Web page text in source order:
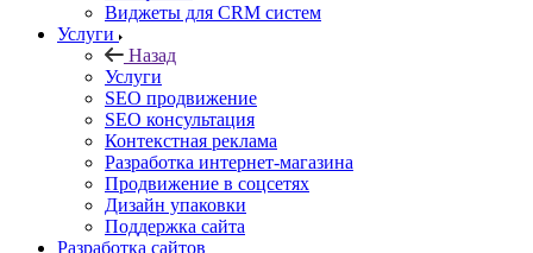
Виджеты для CRM cистем
Услуги
Назад
Услуги
SEO продвижение
SEO консультация
Контекстная реклама
Разработка интернет-магазина
Продвижение в соцсетях
Дизайн упаковки
Поддержка сайта
Разработка сайтов